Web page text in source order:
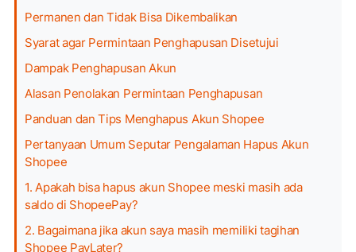
Permanen dan Tidak Bisa Dikembalikan
Syarat agar Permintaan Penghapusan Disetujui
Dampak Penghapusan Akun
Alasan Penolakan Permintaan Penghapusan
Panduan dan Tips Menghapus Akun Shopee
Pertanyaan Umum Seputar Pengalaman Hapus Akun
Shopee
1. Apakah bisa hapus akun Shopee meski masih ada
saldo di ShopeePay?
2. Bagaimana jika akun saya masih memiliki tagihan
Shopee PayLater?